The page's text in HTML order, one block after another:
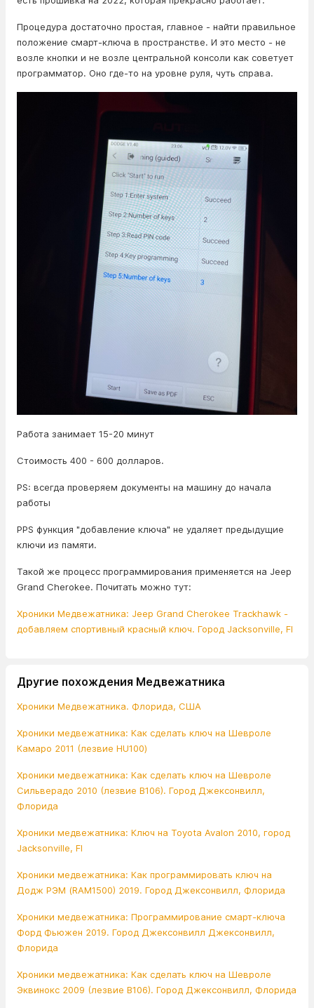
Процедура достаточно простая, главное - найти правильное
положение смарт-ключа в пространстве. И это место - не
возле кнопки и не возле центральной консоли как советует
программатор. Оно где-то на уровне руля, чуть справа.
Работа занимает 15-20 минут
Стоимость 400 - 600 долларов.
PS: всегда проверяем документы на машину до начала
работы
PPS функция "добавление ключа" не удаляет предыдущие
ключи из памяти.
Такой же процесс программирования применяется на Jeep
Grand Cherokee. Почитать можно тут:
Хроники Медвежатника: Jeep Grand Cherokee Trackhawk -
добавляем спортивный красный ключ. Город Jacksonville, Fl
Другие похождения Медвежатника
Хроники Медвежатника. Флорида, США
Хроники медвежатника: Как сделать ключ на Шевроле
Камаро 2011 (лезвие HU100)
Хроники медвежатника: Как сделать ключ на Шевроле
Сильверадо 2010 (лезвие В106). Город Джексонвилл,
Флорида
Хроники медвежатника: Ключ на Toyota Avalon 2010, город
Jacksonville, Fl
Хроники медвежатника: Как программировать ключ на
Додж РЭМ (RAM1500) 2019. Город Джексонвилл, Флорида
Хроники медвежатника: Программирование смарт-ключа
Форд Фьюжен 2019. Город Джексонвилл Джексонвилл,
Флорида
Хроники медвежатника: Как сделать ключ на Шевроле
Эквинокс 2009 (лезвие В106). Город Джексонвилл, Флорида